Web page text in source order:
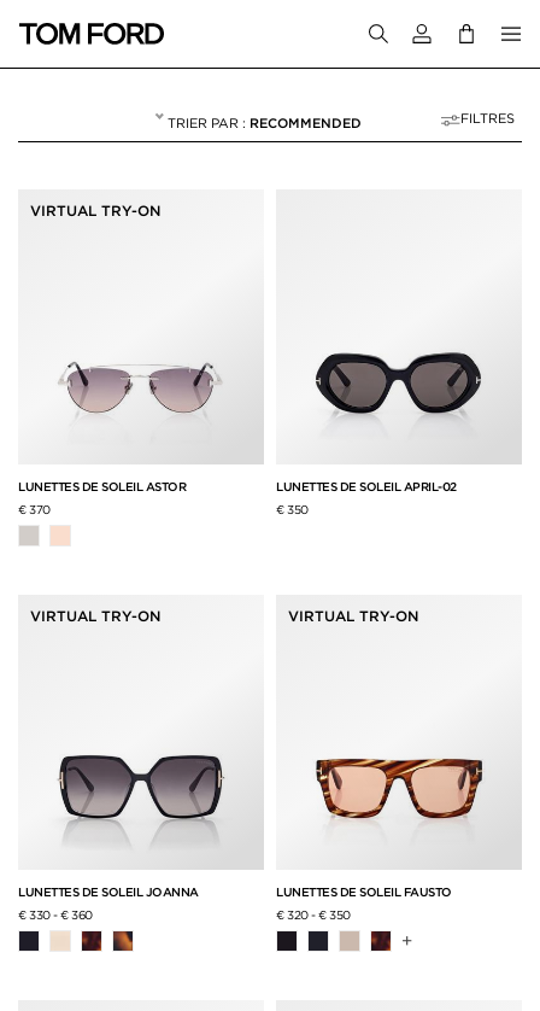
Connectez-
RECOMMENDED FILTRES
VIRTUAL TRY-ON
LUNETTES DE SOLEIL ASTOR
€ 370
LUNETTES DE SOLEIL APRIL-02
€ 350
VIRTUAL TRY-ON
LUNETTES DE SOLEIL JOANNA
€ 330-€ 360
VIRTUAL TRY-ON
LUNETTES DE SOLEIL FAUSTO
€ 320-€ 350
+